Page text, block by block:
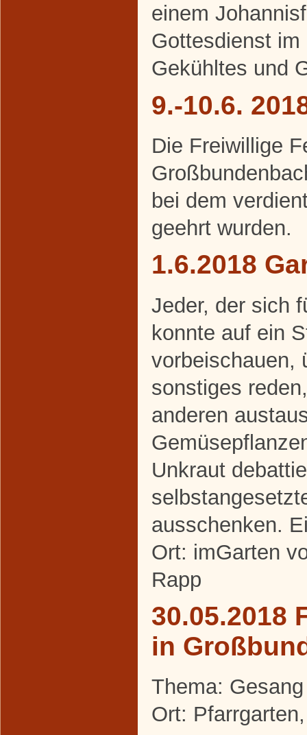
einem
Gottesdienst
Gekühltes und
9.-10.6.
Die Freiwillige
bei dem
geehrt wurden.
1.6.2018
Jeder, der sich
konnte auf ein
vorbeischauen,
sonstiges
anderen
Unkraut
ausschenken.
Ort: imGarten
Rapp
30.05.2018
in
Thema:
Ort: